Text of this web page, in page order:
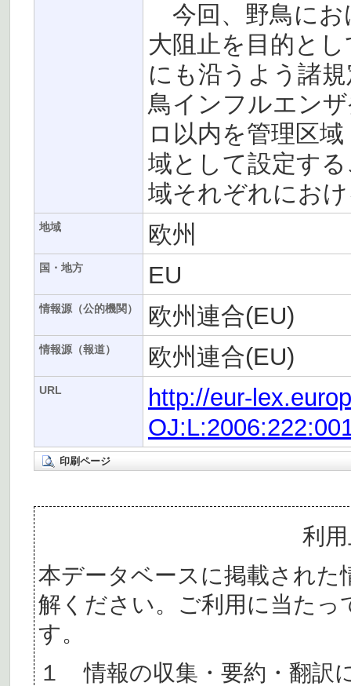
今回、野鳥にお
大阻止を目的と
にも沿うよう諸
鳥インフルエン
ロ以内を管理区
域として設定す
域それぞれにお
地域 欧州
国・地方 EU
情報源（公的機関） 欧州連合(EU)
情報源（報道） 欧州連合(EU)
URL
http://eur-
印刷ページ
利
本データベースに掲載された
解ください。ご利用に当た
す。
１ 情報の収集・要約・翻訳